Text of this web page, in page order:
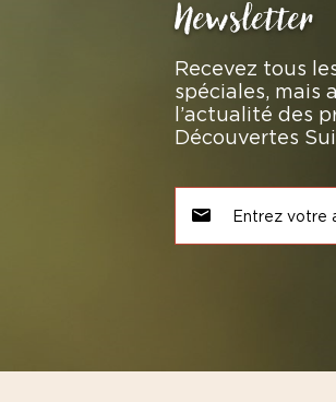
Newsletter
Recevez tous
spéciales, mais
l’actualité des
Découvertes